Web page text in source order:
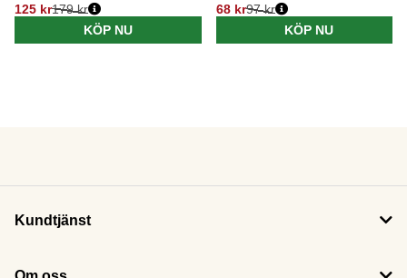
125 kr179 kr
KÖP NU
68 kr97 kr
KÖP NU
Kundtjänst